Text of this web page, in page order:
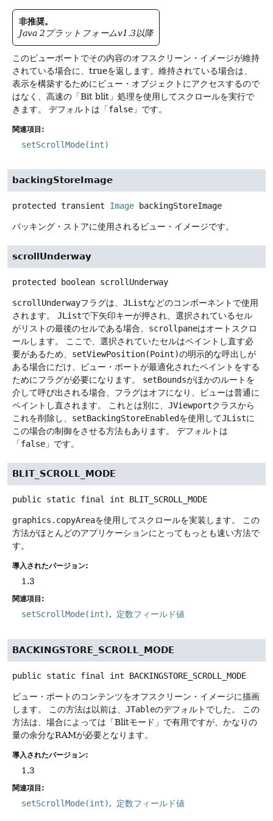
非推奨。
Java 2プラットフォームv1.3以降
このビューポートでその内容のオフスクリーン・イメージが維持
されている場合に、trueを返します。維持されている場合は、
表示を構築するためにビュー・オブジェクトにアクセスするので
はなく、高速の「Bit blit」処理を使用してスクロールを実行で
きます。
デフォルトは「false 」です。
関連項目:
setScrollMode(int)
backingStoreImage
protected transient Image backingStoreImage
バッキング・ストアに使用されるビュー・イメージです。
scrollUnderway
protected boolean scrollUnderway
scrollUnderwayフラグは、 JListなどのコンポーネントで使用
されます。
JListで下矢印キーが押され、選択されているセル
がリストの最後のセルである場合、 scrollpaneはオートスクロ
ールします。
ここで、選択されていたセルはペイントし直す必
要があるため、 setViewPosition(Point)の明示的な呼出しが
ある場合にだけ、ビュー・ポートが最適化されたペイントをする
ためにフラグが必要になります。
setBoundsがほかのルートを
介して呼び出される場合、フラグはオフになり、ビューは普通に
ペイントし直されます。
これとは別に、 JViewportクラスから
これを削除し、 setBackingStoreEnabledを使用してJListに
この場合の制御をさせる方法もあります。
デフォルトは
「false 」です。
BLIT_SCROLL_MODE
public static final int BLIT_SCROLL_MODE
graphics.copyAreaを使用してスクロールを実装します。
この
方法がほとんどのアプリケーションにとってもっとも速い方法で
す。
導入されたバージョン:
1.3
関連項目:
setScrollMode(int) 定数フィールド値
BACKINGSTORE_SCROLL_MODE
public static final int BACKINGSTORE_SCROLL_MODE
ビュー・ポートのコンテンツをオフスクリーン・イメージに描画
します。
この方法は以前は、 JTableのデフォルトでした。
この
方法は、場合によっては「Blitモード」で有用ですが、かなりの
量の余分なRAMが必要となります。
導入されたバージョン:
1.3
関連項目:
setScrollMode(int) 定数フィールド値